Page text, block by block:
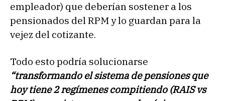
empleador) que deberían sostener a los
pensionados del RPM y lo guardan para la
vejez del cotizante.
Todo esto podría solucionarse
“transformando el sistema de pensiones que
hoy tiene 2 regímenes compitiendo (RAIS vs